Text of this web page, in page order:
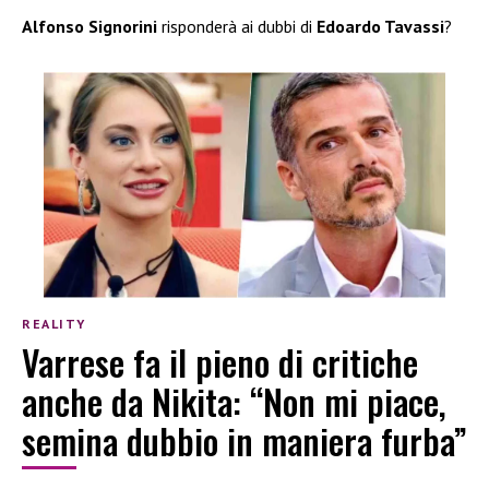
Alfonso Signorini risponderà ai dubbi di Edoardo Tavassi?
REALITY
Varrese fa il pieno di critiche
anche da Nikita: “Non mi piace,
semina dubbio in maniera furba”